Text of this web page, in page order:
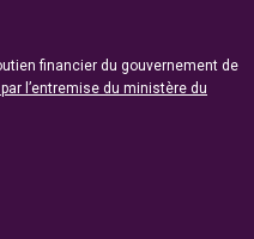
financier du gouvernement de
l’entremise du ministère du